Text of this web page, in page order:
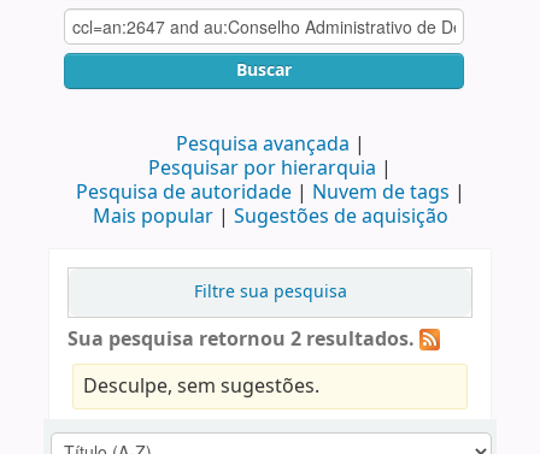
Buscar
Pesquisa avançada
Pesquisar por hierarquia
Pesquisa de autoridade
Nuvem de tags
Mais popular
Sugestões de aquisição
Filtre sua pesquisa
Sua pesquisa retornou 2 resultados.
Desculpe, sem sugestões.